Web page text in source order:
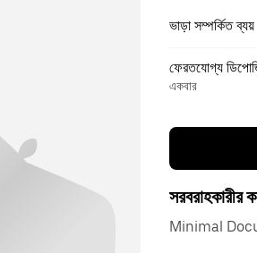
ভাড়া সম্পর্কিত ব্যয়
ফেরতযোগ্য
একবার
সরবরাহকারীর
Minimal